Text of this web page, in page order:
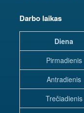
Darbo laikas
Diena
Pirmadienis
Antradienis
Trečiadienis